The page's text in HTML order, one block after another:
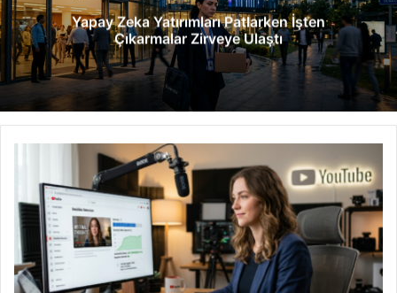
s
i
Yapay Zeka Yatırımları Patlarken İşten
Çıkarmalar Zirveye Ulaştı